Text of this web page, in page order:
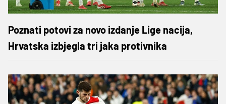
Poznati potovi za novo izdanje Lige nacija,
Hrvatska izbjegla tri jaka protivnika